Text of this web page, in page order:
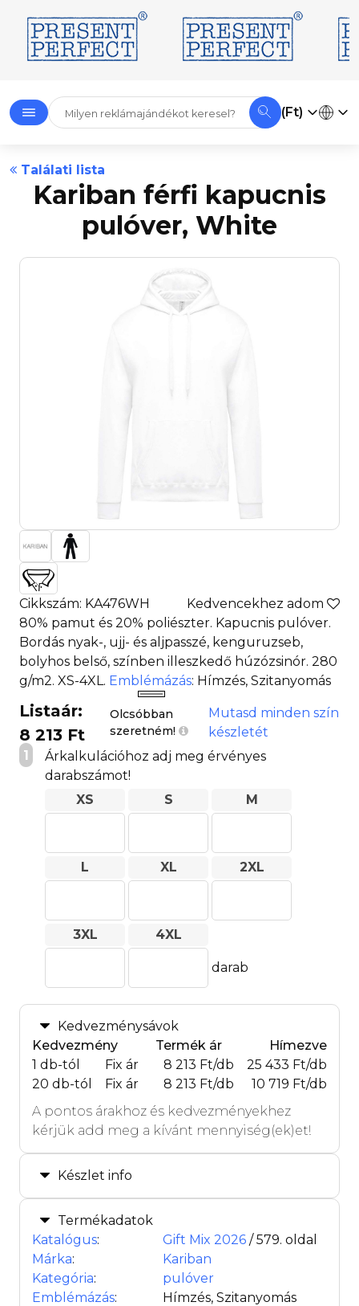
(Ft)
Találati lista
Kariban férfi kapucnis
pulóver, White
Cikkszám: KA476WH
Kedvencekhez adom
80% pamut és 20% poliészter. Kapucnis pulóver.
Bordás nyak-, ujj- és aljpasszé, kenguruzseb,
bolyhos belső, színben illeszkedő húzózsinór. 280
g/m2. XS-4XL. Emblémázás: Hímzés, Szitanyomás
Listaár:
8 213 Ft
Olcsóbban
szeretném!
Mutasd minden szín
készletét
1
Árkalkulációhoz adj meg érvényes
darabszámot!
XS
S M
L XL 2XL
3XL 4XL
darab
Kedvezménysávok
Kedvezmény
Termék ár
Hímezve
1 db-tól
Fix ár 8 213 Ft/db
25 433 Ft/db
20 db-tól
Fix ár 8 213 Ft/db
10 719 Ft/db
A pontos árakhoz és kedvezményekhez
kérjük add meg a kívánt mennyiség(ek)et!
Készlet info
Termékadatok
Katalógus: Gift Mix 2026 / 579. oldal
Márka:
Kariban
Kategória:
pulóver
Emblémázás:
Hímzés, Szitanyomás